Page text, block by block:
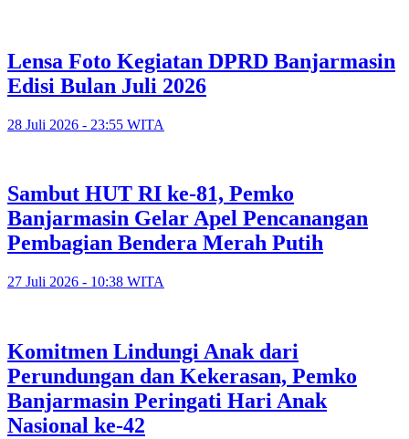
Lensa Foto Kegiatan DPRD Banjarmasin
Edisi Bulan Juli 2026
28 Juli 2026 - 23:55 WITA
Sambut HUT RI ke-81, Pemko
Banjarmasin Gelar Apel Pencanangan
Pembagian Bendera Merah Putih
27 Juli 2026 - 10:38 WITA
Komitmen Lindungi Anak dari
Perundungan dan Kekerasan, Pemko
Banjarmasin Peringati Hari Anak
Nasional ke-42